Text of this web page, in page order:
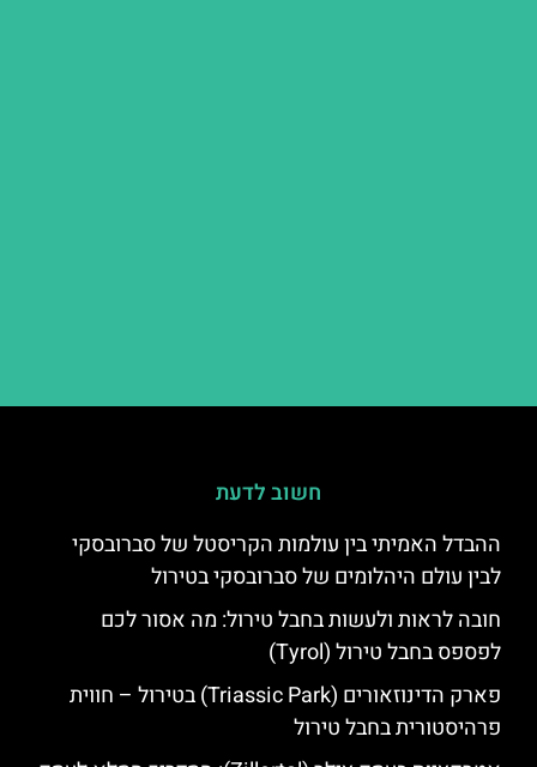
חשוב לדעת
ההבדל האמיתי בין עולמות הקריסטל של סברובסקי
לבין עולם היהלומים של סברובסקי בטירול
חובה לראות ולעשות בחבל טירול: מה אסור לכם
לפספס בחבל טירול (Tyrol)
פארק הדינוזאורים (Triassic Park) בטירול – חווית
פרהיסטורית בחבל טירול